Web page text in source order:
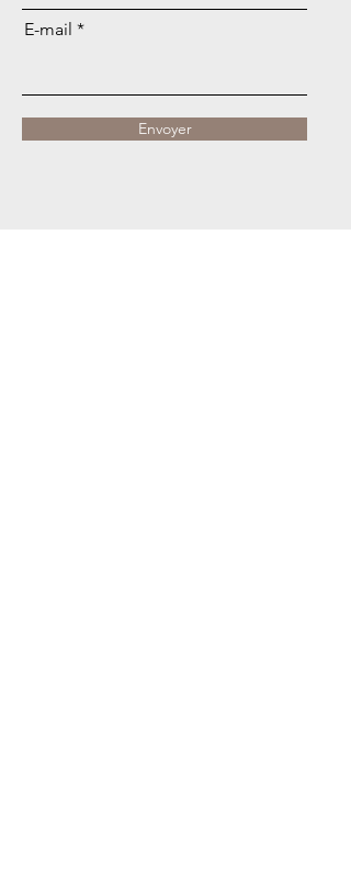
E-mail
Envoyer